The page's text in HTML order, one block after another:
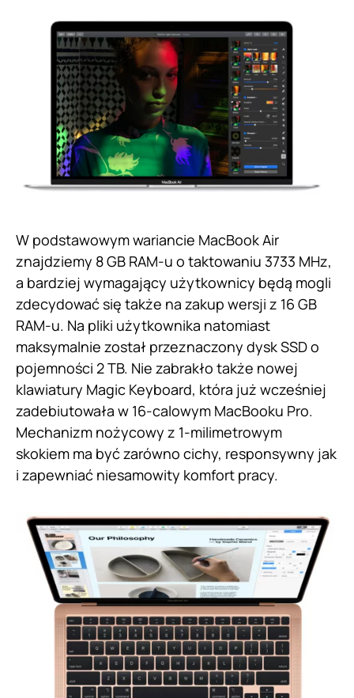
W podstawowym wariancie MacBook Air
znajdziemy 8 GB RAM-u o taktowaniu 3733 MHz,
a bardziej wymagający użytkownicy będą mogli
zdecydować się także na zakup wersji z 16 GB
RAM-u. Na pliki użytkownika natomiast
maksymalnie został przeznaczony dysk SSD o
pojemności 2 TB. Nie zabrakło także nowej
klawiatury Magic Keyboard, która już wcześniej
zadebiutowała w 16-calowym MacBooku Pro.
Mechanizm nożycowy z 1-milimetrowym
skokiem ma być zarówno cichy, responsywny jak
i zapewniać niesamowity komfort pracy.